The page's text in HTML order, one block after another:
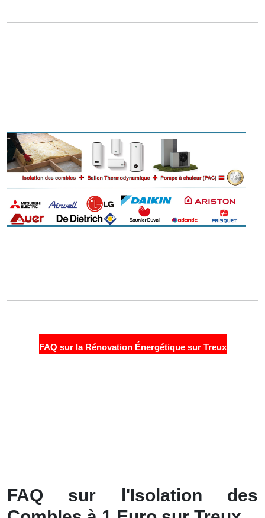
FAQ sur la Rénovation Énergétique sur Treux
FAQ sur l'Isolation des